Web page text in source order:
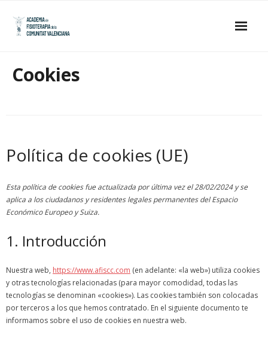
content
- Académicos de Honor
- Académicos Numerarios
Publicaciones
Galería de imágenes
Cookies
Política de cookies (UE)
Esta política de cookies fue actualizada por última vez el 28/02/2024 y se
aplica a los ciudadanos y residentes legales permanentes del Espacio
Económico Europeo y Suiza.
1. Introducción
Nuestra web, https://www.afiscc.com (en adelante: «la web») utiliza cookies
y otras tecnologías relacionadas (para mayor comodidad, todas las
tecnologías se denominan «cookies»). Las cookies también son colocadas
por terceros a los que hemos contratado. En el siguiente documento te
informamos sobre el uso de cookies en nuestra web.